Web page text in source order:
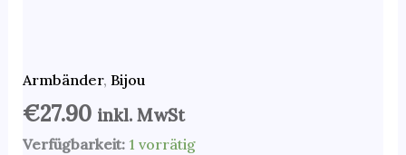
Armbänder, Bijou
€27.90 inkl. MwSt
Verfügbarkeit: 1 vorrätig
Stahl